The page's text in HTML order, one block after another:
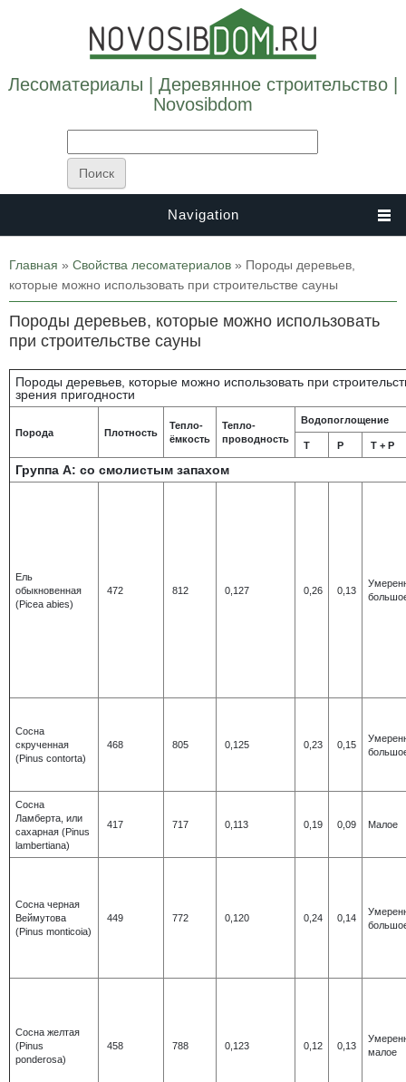
Лесоматериалы | Деревянное строительство |
Novosibdom
Navigation
Вы здесь
Главная » Свойства лесоматериалов » Породы деревьев,
которые можно использовать при строительстве сауны
Породы деревьев, которые можно использовать
при строительстве сауны
Породы деревьев, которые можно использовать при
зрения пригодности
Порода Плотность
Тепло-
ёмкость
Тепло-
проводность
Водопоглощение
Т Р Т + Р
Группа А: со смолистым запахом
Ель
обыкновенная
(Picea abies)
472 812 0,127 0,26 0,13
Сосна
скрученная
(Pinus contorta)
468 805 0,125 0,23 0,15
Сосна
Ламберта, или
сахарная (Pinus
lambertiana)
417 717 0,113 0,19 0,09 Малое
Сосна черная
Веймутова
(Pinus monticoia)
449 772 0,120 0,24 0,14
Сосна желтая
(Pinus
ponderosa)
458 788 0,123 0,12 0,13
малое